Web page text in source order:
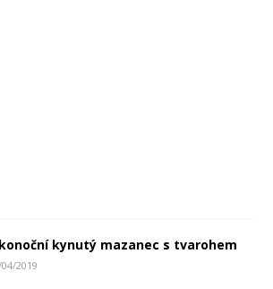
kynutý mazanec s tvarohem
2019